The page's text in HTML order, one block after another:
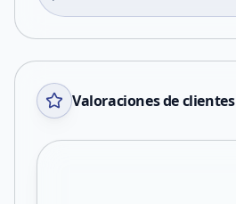
Valoraciones de clientes